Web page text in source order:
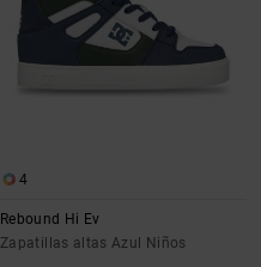
4
Rebound Hi Ev
Zapatillas altas Azul Niños